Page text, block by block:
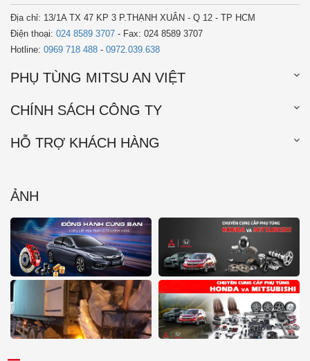
Địa chỉ: 13/1A TX 47 KP 3 P.THẠNH XUÂN - Q 12 - TP HCM
Điện thoại: 024 8589 3707 - Fax: 024 8589 3707
Hotline: 0969 718 488 - 0972.039.638
PHỤ TÙNG MITSU AN VIỆT
CHÍNH SÁCH CÔNG TY
HỖ TRỢ KHÁCH HÀNG
ẢNH